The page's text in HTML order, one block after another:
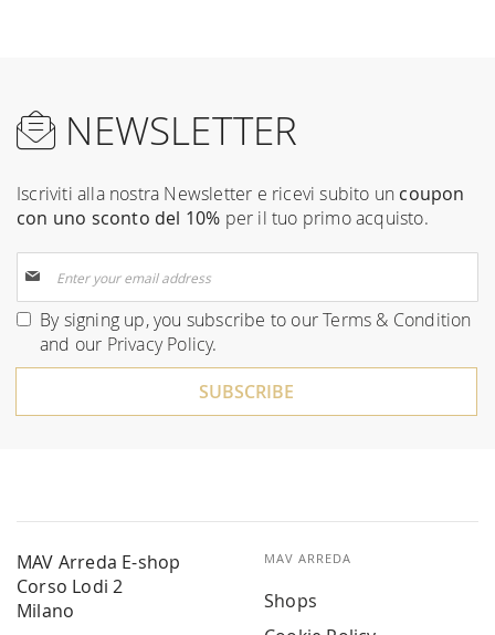
NEWSLETTER
Iscriviti alla nostra Newsletter e ricevi subito un coupon
con uno sconto del 10% per il tuo primo acquisto.
Up
for
Our
By signing up, you subscribe to ourTerms & Condition
and our Privacy Policy.
SUBSCRIBE
MAV Arreda E-shop
Corso Lodi 2
Milano
MAV ARREDA
Shops